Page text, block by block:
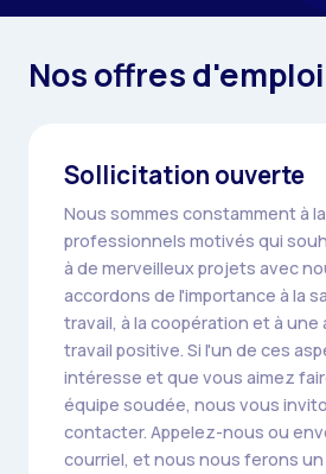
Nos offres d'emploi
Sollicitation ouverte
Nous sommes constamment à
professionnels motivés qui
à de merveilleux projets avec
accordons de l'importance à la
travail, à la coopération et à
travail positive. Si l'un de ces
intéresse et que vous aimez
équipe soudée, nous vous
contacter. Appelez-nous ou
courriel, et nous nous ferons un